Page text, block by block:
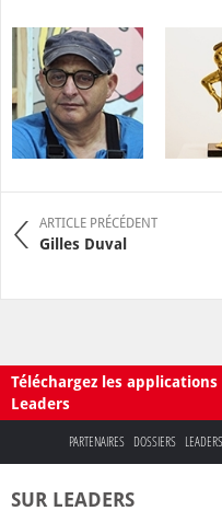
ARTICLE PRÉCÉDENT
Gilles Duval
Téléchargez les applications
Leaders
PARTENAIRES DOSSIERS
SUR LEADERS